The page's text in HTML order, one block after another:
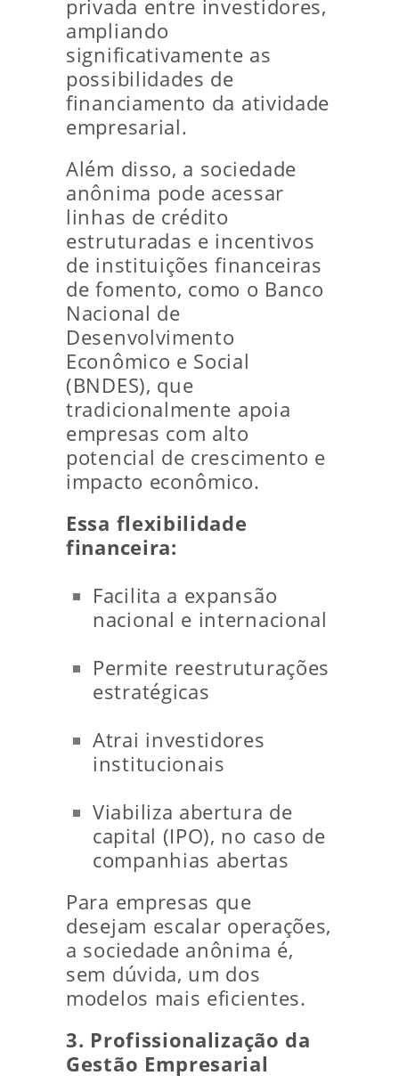
privada entre investidores,
ampliando
significativamente as
possibilidades de
financiamento da atividade
empresarial.
Além disso, a sociedade
anônima pode acessar
linhas de crédito
estruturadas e incentivos
de instituições financeiras
de fomento, como o Banco
Nacional de
Desenvolvimento
Econômico e Social
(BNDES), que
tradicionalmente apoia
empresas com alto
potencial de crescimento e
impacto econômico.
Essa flexibilidade
financeira:
Facilita a expansão
nacional e internacional
Permite reestruturações
estratégicas
Atrai investidores
institucionais
Viabiliza abertura de
capital (IPO), no caso de
companhias abertas
Para empresas que
desejam escalar operações,
a sociedade anônima é,
sem dúvida, um dos
modelos mais eficientes.
3. Profissionalização da
Gestão Empresarial